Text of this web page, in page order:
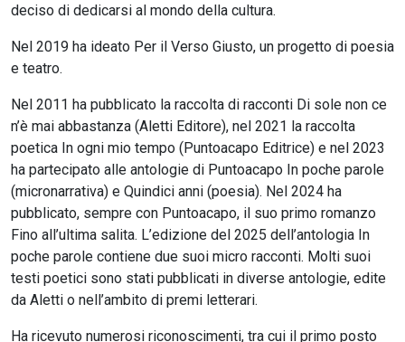
deciso di dedicarsi al mondo della cultura.
Nel 2019 ha ideato Per il Verso Giusto, un progetto di poesia
e teatro.
Nel 2011 ha pubblicato la raccolta di racconti Di sole non ce
n’è mai abbastanza (Aletti Editore), nel 2021 la raccolta
poetica In ogni mio tempo (Puntoacapo Editrice) e nel 2023
ha partecipato alle antologie di Puntoacapo In poche parole
(micronarrativa) e Quindici anni (poesia). Nel 2024 ha
pubblicato, sempre con Puntoacapo, il suo primo romanzo
Fino all’ultima salita. L’edizione del 2025 dell’antologia In
poche parole contiene due suoi micro racconti. Molti suoi
testi poetici sono stati pubblicati in diverse antologie, edite
da Aletti o nell’ambito di premi letterari.
Ha ricevuto numerosi riconoscimenti, tra cui il primo posto